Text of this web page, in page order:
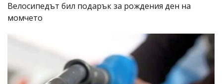
Велосипедът бил подарък за рождения ден на
момчето